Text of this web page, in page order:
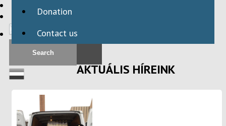
INTERNATIONAL PROGRAMS
Donation
Contact us
AKTUÁLIS HÍREINK